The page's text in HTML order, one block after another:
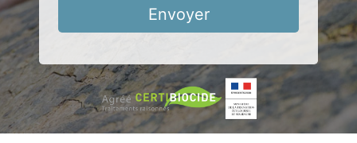
Envoyer